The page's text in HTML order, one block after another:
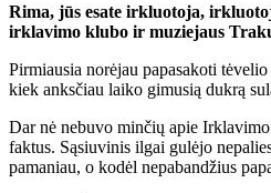
Rima, jūs esate irkluotoja,
irklavimo klubo ir muziejaus
Pirmiausia norėjau papasakoti
kiek anksčiau laiko gimusią dukrą
Dar nė nebuvo minčių apie
faktus. Sąsiuvinis ilgai gulėjo
pamaniau, o kodėl nepabandžius